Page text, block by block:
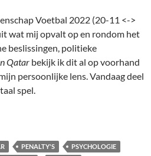
Voetbal 2022 (20-11 <->
wat mij opvalt op en rondom het
beslissingen, politieke
Qatar bekijk ik dit al op voorhand
persoonlijke lens. Vandaag deel
spel.
(#12): Penaltyseries als mentaal
PENALTY'S
PSYCHOLOGIE